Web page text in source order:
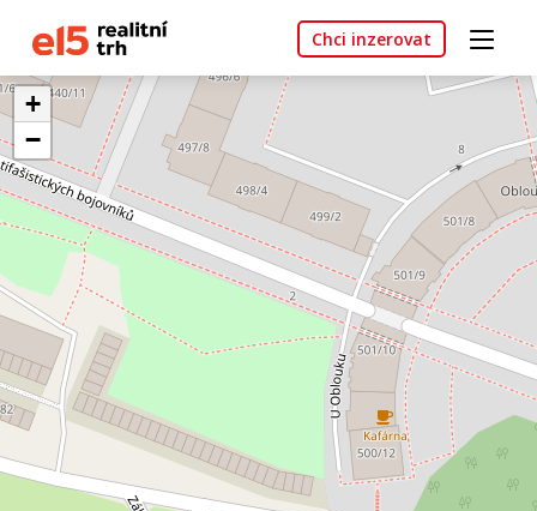
Chci inzerovat
+
−